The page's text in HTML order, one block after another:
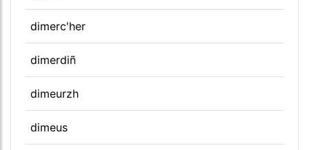
dimerc'her
dimerdiñ
dimeurzh
dimeus